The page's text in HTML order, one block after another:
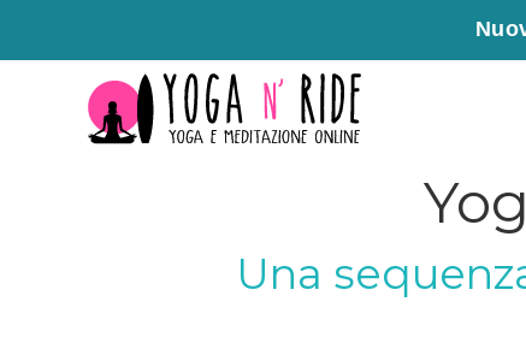
contenuto
Una